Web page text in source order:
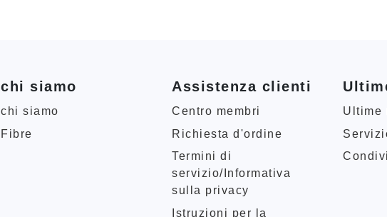
chi siamo
chi siamo
Fibre
Assistenza clienti
Centro membri
Richiesta d'ordine
Termini di
servizio/Informativa
sulla privacy
Istruzioni per la
Ultime